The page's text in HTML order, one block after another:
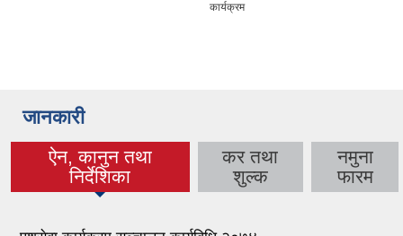
कार्यक्रम
जानकारी
ऐन, कानुन तथा
निर्देशिका
(active tab)
कर तथा
शुल्क
नमुना
फारम